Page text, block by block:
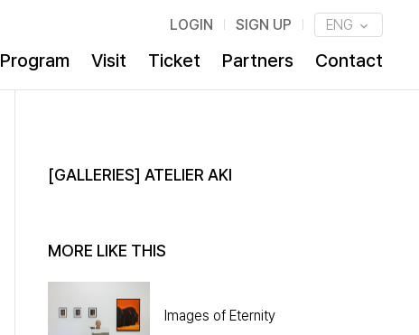
LOGIN SIGN UP ENG
Program Visit Ticket Partners Contact
[GALLERIES] ATELIER AKI
MORE LIKE THIS
Images of Eternity